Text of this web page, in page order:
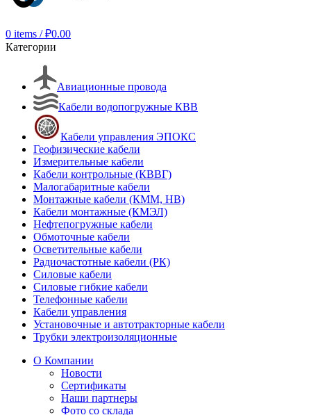
0 items / ₽0.00
Категории
Авиационные провода
Кабели водопогружные КВВ
Кабели управления ЭПОКС
Геофизические кабели
Измерительные кабели
Кабели контрольные (КВВГ)
Малогабаритные кабели
Монтажные кабели (КММ, НВ)
Кабели монтажные (КМЭЛ)
Нефтепогружные кабели
Обмоточные кабели
Осветительные кабели
Радиочастотные кабели (РК)
Силовые кабели
Силовые гибкие кабели
Телефонные кабели
Кабели управления
Установочные и автотракторные кабели
Трубки электроизоляционные
О Компании
Новости
Сертификаты
Наши партнеры
Фото со склада